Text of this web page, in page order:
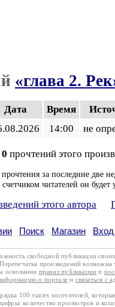
«глава 2.
Дата Время
14:00 не
0 прочтений этого
за последние две
читателей он
этого автора
Поиск Магазин
свободной публикации
Перепечатка произведений
основании правил публикации и
о портале и связаться с
100 тысяч посетителей,
количество просмотров и